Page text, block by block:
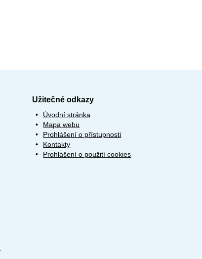
Užitečné odkazy
Úvodní stránka
Mapa webu
Prohlášení o přístupnosti
Kontakty
Prohlášení o použití cookies